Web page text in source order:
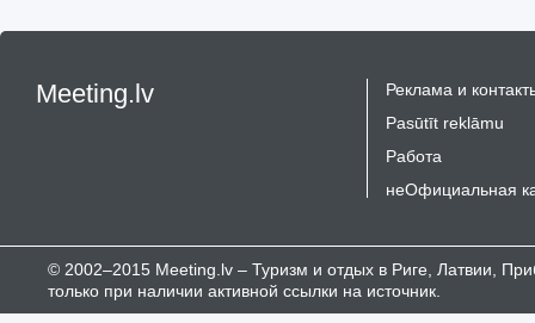
Meeting.lv
Реклама и
Pasūtīt reklāmu
Работа
неОфициальная
© 2002–2015 Meeting.lv – Туризм и отдых в Риге, Латвии,
только при наличии активной ссылки на источник.